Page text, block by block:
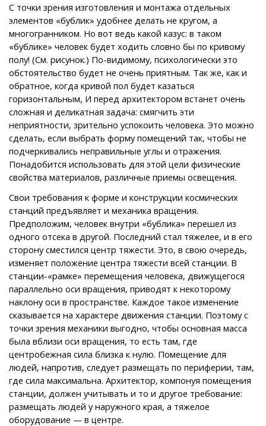
С точки зрения изготовления и монтажа отдельных
элементов «бублик» удобнее делать не кругом, а
многогранником. Но вот ведь какой казус: в таком
«бублике» человек будет ходить словно бы по кривому
полу! (См. рисунок.) По-видимому, психологически это
обстоятельство будет не очень приятным. Так же, как и
обратное, когда кривой пол будет казаться
горизонтальным, И перед архитектором встанет очень
сложная и деликатная задача: смягчить эти
неприятности, зрительно успокоить человека. Это можно
сделать, если выбрать форму помещений так, чтобы не
подчеркивались неправильные углы и отражения.
Понадобится использовать для этой цели физические
свойства материалов, различные приемы освещения.
Свои требования к форме и конструкции космических
станций предъявляет и механика вращения.
Предположим, человек внутри «бублика» перешел из
одного отсека в другой. Последний стал тяжелее, и в его
сторону сместился центр тяжести. Это, в свою очередь,
изменяет положение центра тяжести всей станции. В
станции-«рамке» перемещения человека, движущегося
параллельно оси вращения, приводят к некоторому
наклону оси в пространстве. Каждое такое изменение
сказывается на характере движения станции. Поэтому с
точки зрения механики выгодно, чтобы основная масса
была вблизи оси вращения, то есть там, где
центробежная сила близка к нулю. Помещение для
людей, напротив, следует размещать по периферии, там,
где сила максимальна. Архитектор, компонуя помещения
станции, должен учитывать и то и другое требование:
размещать людей у наружного края, а тяжелое
оборудование — в центре.